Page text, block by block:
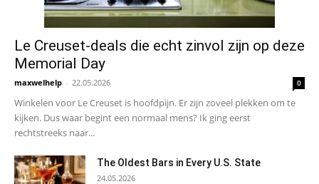
Le Creuset-deals die echt zinvol zijn op deze
Memorial Day
maxwelhelp - 22.05.2026 0
Winkelen voor Le Creuset is hoofdpijn. Er zijn zoveel plekken om te
kijken. Dus waar begint een normaal mens? Ik ging eerst
rechtstreeks naar...
The Oldest Bars in Every U.S. State
24.05.2026